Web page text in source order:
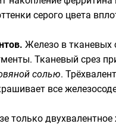
серого цвета
Железо в тканевых
Тканевый срез
солью.
все
только